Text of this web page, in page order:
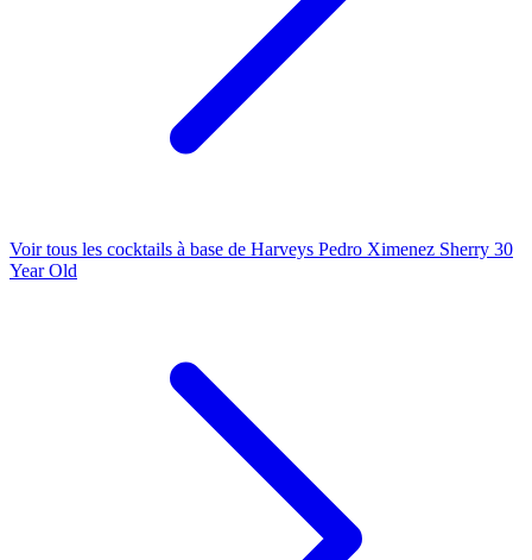
Voir tous les cocktails à base de Harveys Pedro Ximenez Sherry 30
Year Old